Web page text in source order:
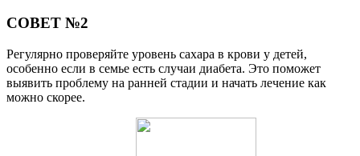
СОВЕТ №2
Регулярно проверяйте уровень сахара в крови у детей,
особенно если в семье есть случаи диабета. Это поможет
выявить проблему на ранней стадии и начать лечение как
можно скорее.